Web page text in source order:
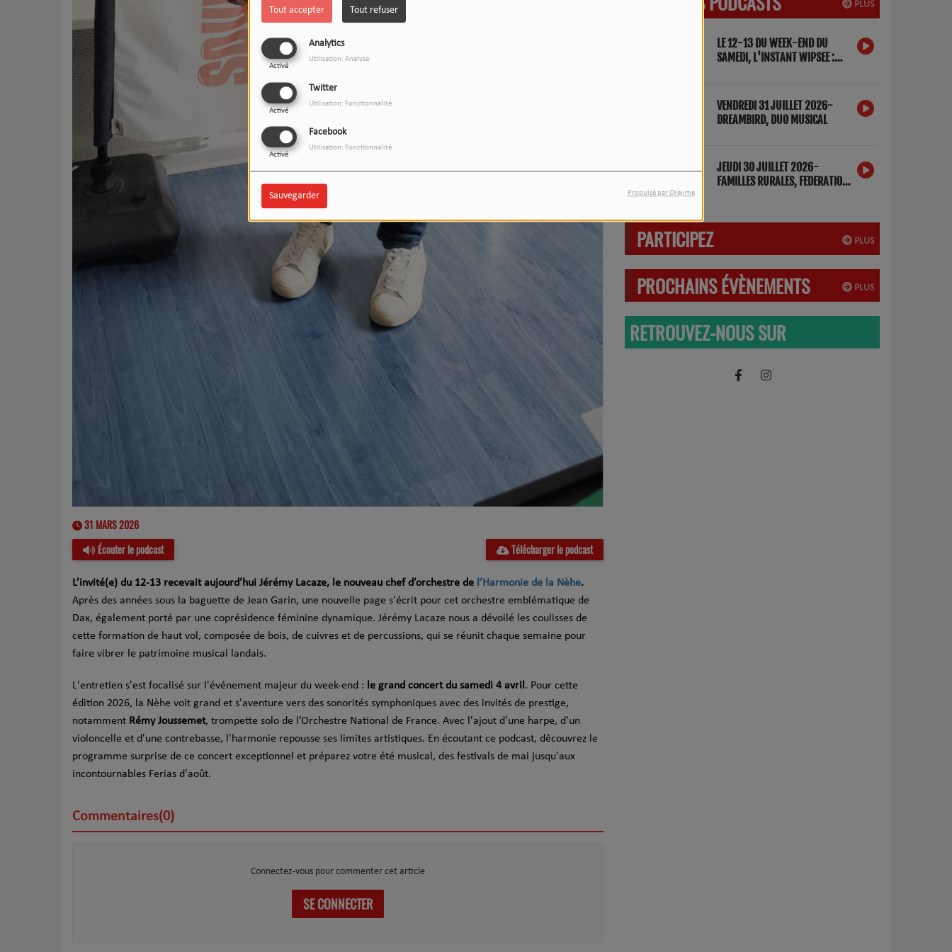
Tout accepter Tout refuser
Analytics
Activé
Utilisation: Analyse
Twitter
Activé
Utilisation: Fonctionnalité
Facebook
Activé
Utilisation: Fonctionnalité
Sauvegarder Propulsé par Orejime
31 MARS 2026
Écouter le podcast
Télécharger le podcast
L’invité(e) du 12-13 recevait aujourd’hui Jérémy Lacaze, le nouveau chef d’orchestre de l’Harmonie de la Nèhe.
Après des années sous la baguette de Jean Garin, une nouvelle page s'écrit pour cet orchestre emblématique de
Dax, également porté par une coprésidence féminine dynamique. Jérémy Lacaze nous a dévoilé les coulisses de
cette formation de haut vol, composée de bois, de cuivres et de percussions, qui se réunit chaque semaine pour
faire vibrer le patrimoine musical landais.
L'entretien s'est focalisé sur l'événement majeur du week-end : le grand concert du samedi 4 avril. Pour cette
édition 2026, la Nèhe voit grand et s'aventure vers des sonorités symphoniques avec des invités de prestige,
notamment Rémy Joussemet, trompette solo de l’Orchestre National de France. Avec l'ajout d'une harpe, d'un
violoncelle et d'une contrebasse, l'harmonie repousse ses limites artistiques. En écoutant ce podcast, découvrez le
programme surprise de ce concert exceptionnel et préparez votre été musical, des festivals de mai jusqu'aux
incontournables Ferias d'août.
Commentaires(0)
Connectez-vous pour commenter cet article
SE CONNECTER
PLUS
LE 12-13 DU WEEK-END DU
SAMEDI, L'INSTANT WIPSEE :
VENDREDI 31 JUILLET 2026-
DREAMBIRD, DUO MUSICAL
JEUDI 30 JUILLET 2026-
FAMILLES RURALES, FEDERATION
PLUS
PARTICIPEZ
PLUS
PROCHAINS ÉVÈNEMENTS
RETROUVEZ-NOUS SUR